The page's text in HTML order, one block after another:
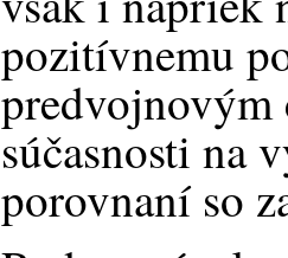
pozitívnemu
predvojnovým
súčasnosti na
porovnaní so